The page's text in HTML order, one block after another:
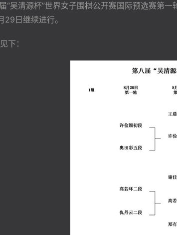
清源杯”世界女子围棋公开赛国际预选赛第一
日继续进行。
：